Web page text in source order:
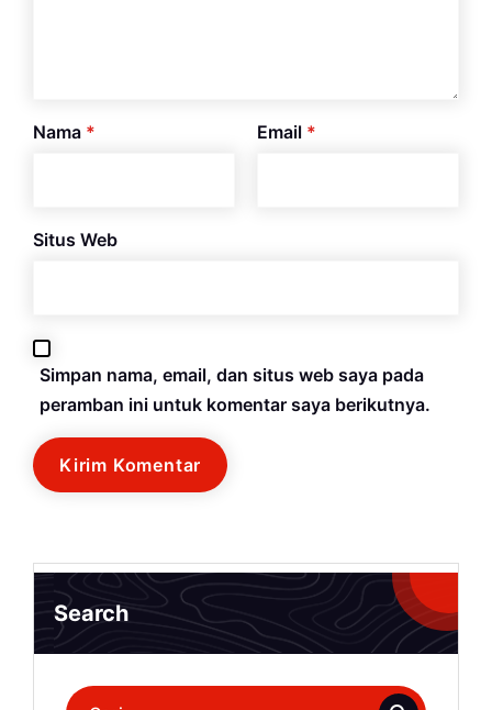
Nama * Email *
Situs Web
Simpan nama, email, dan situs web saya pada
peramban ini untuk komentar saya berikutnya.
Search
Pencarian